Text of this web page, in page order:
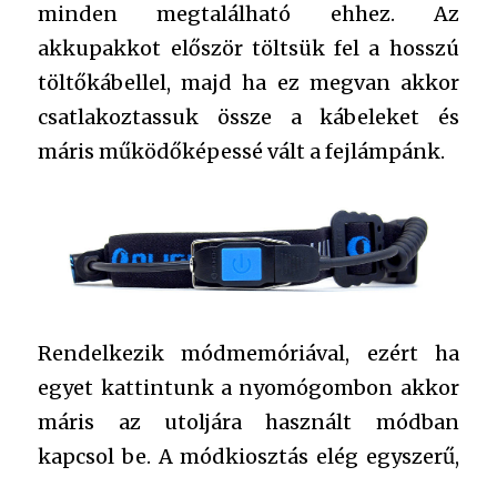
minden megtalálható ehhez. Az
akkupakkot először töltsük fel a hosszú
töltőkábellel, majd ha ez megvan akkor
csatlakoztassuk össze a kábeleket és
máris működőképessé vált a fejlámpánk.
Rendelkezik módmemóriával, ezért ha
egyet kattintunk a nyomógombon akkor
máris az utoljára használt módban
kapcsol be. A módkiosztás elég egyszerű,